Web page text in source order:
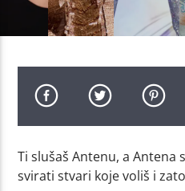
Ti slušaš Antenu, a Antena
svirati stvari koje voliš i